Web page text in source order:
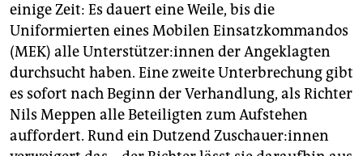
einige Zeit: Es dauert eine Weile, bis die
Uniformierten eines Mobilen Einsatzkommandos
(MEK) alle Un­ter­stüt­ze­r:in­nen der Angeklagten
durchsucht haben. Eine zweite Unterbrechung gibt
es sofort nach Beginn der Verhandlung, als Richter
Nils Meppen alle Beteiligten zum Aufstehen
auffordert. Rund ein Dutzend Zu­schaue­r:in­nen